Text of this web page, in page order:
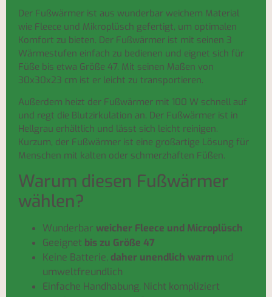
Der Fußwärmer ist aus wunderbar weichem Material
wie Fleece und Mikroplüsch gefertigt, um optimalen
Komfort zu bieten. Der Fußwärmer ist mit seinen 3
Wärmestufen einfach zu bedienen und eignet sich für
Füße bis etwa Größe 47. Mit seinen Maßen von
30x30x23 cm ist er leicht zu transportieren.
Außerdem heizt der Fußwärmer mit 100 W schnell auf
und regt die Blutzirkulation an. Der Fußwärmer ist in
Hellgrau erhältlich und lässt sich leicht reinigen.
Kurzum, der Fußwärmer ist eine großartige Lösung für
Menschen mit kalten oder schmerzhaften Füßen.
Warum diesen Fußwärmer
wählen?
Wunderbar weicher Fleece und Microplüsch
Geeignet bis zu Größe 47
Keine Batterie, daher unendlich warm und
umweltfreundlich
Einfache Handhabung. Nicht kompliziert